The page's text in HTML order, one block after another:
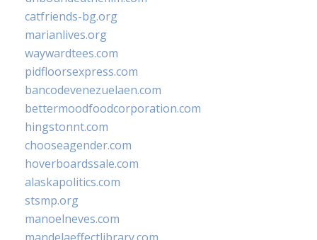
catfriends-bg.org
marianlives.org
waywardtees.com
pidfloorsexpress.com
bancodevenezuelaen.com
bettermoodfoodcorporation.com
hingstonnt.com
chooseagender.com
hoverboardssale.com
alaskapolitics.com
stsmp.org
manoelneves.com